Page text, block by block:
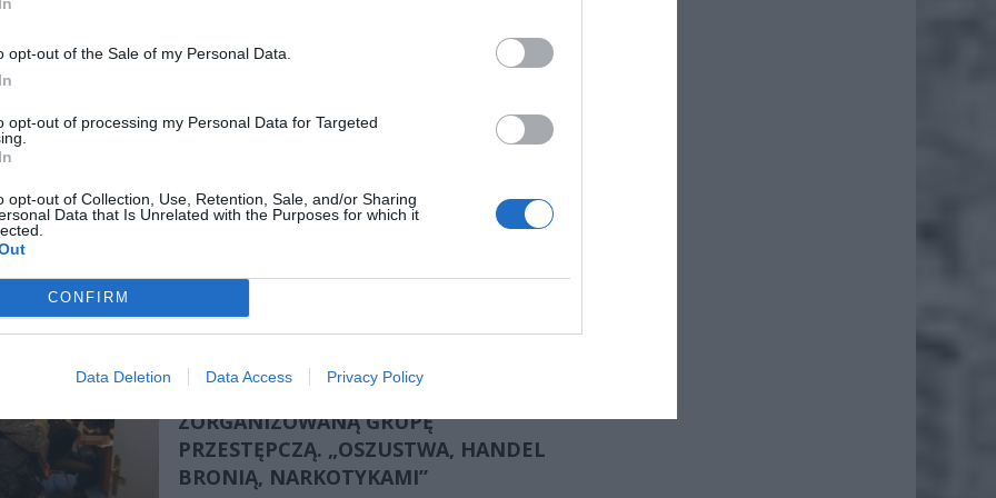
opt-out of the Sale of my Personal Data.
opt-out of processing my Personal Data for Targeted
opt-out of Collection, Use, Retention, Sale, and/or Sharing
Data that Is Unrelated with the Purposes for which it
CONFIRM
Data Deletion Data Access Privacy Policy
POLICYJNA
UGODZIŁ 70-LATKA
Zarzut usiłowania zabójstwa usłyszał w
prokuraturze Piotr K. zatrzymany przez ochockich
ojca nożem kuchennym. Wczoraj mężczyzna został tymczasowo
przez sąd.
CZYTAJ DALEJ
POLICYJNA
ANTYTERRORYŚCI, KRYMINALNI I
KSP. POLICJA ROZBIŁA
ZORGANIZOWANĄ GRUPĘ
PRZESTĘPCZĄ. „OSZUSTWA, HANDEL
BRONIĄ, NARKOTYKAMI”